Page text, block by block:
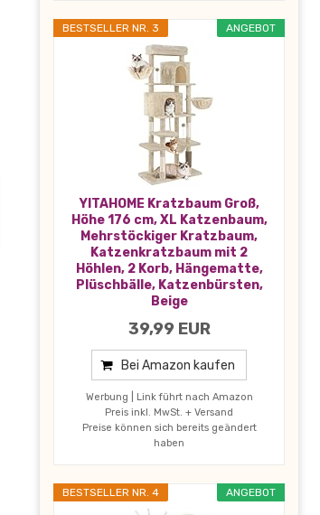
ANGEBOT
BESTSELLER NR. 3
YITAHOME Kratzbaum Groß,
Höhe 176 cm, XL Katzenbaum,
Mehrstöckiger Kratzbaum,
Katzenkratzbaum mit 2
Höhlen, 2 Korb, Hängematte,
Plüschbälle, Katzenbürsten,
Beige
39,99 EUR
Bei Amazon kaufen
Werbung | Link führt nach Amazon
Preis inkl. MwSt. + Versand
Preise können sich bereits geändert
haben
ANGEBOT
BESTSELLER NR. 4